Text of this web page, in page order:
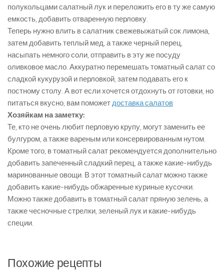
полукольцами салатный лук и переложить его в ту же самую
емкость, добавить отваренную перловку.
Теперь нужно влить в салатник свежевыжатый сок лимона,
затем добавить теплый мед, а также черный перец,
насыпать немного соли, отправить в эту же посуду
оливковое масло. Аккуратно перемешать томатный салат со
сладкой кукурузой и перловкой, затем подавать его к
постному столу. А вот если хочется отдохнуть от готовки, но
питаться вкусно, вам поможет доставка салатов
Хозяйкам на заметку:
Те, кто не очень любит перловую крупу, могут заменить ее
булгуром, а также вареным или консервированным нутом.
Кроме того, в томатный салат рекомендуется дополнительно
добавить запеченный сладкий перец, а также какие-нибудь
маринованные овощи. В этот томатный салат можно также
добавить какие-нибудь обжаренные куриные кусочки.
Можно также добавить в томатный салат пряную зелень, а
также чесночные стрелки, зеленый лук и какие-нибудь
специи.
Похожие рецепты